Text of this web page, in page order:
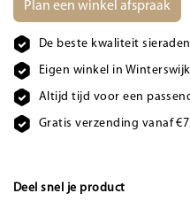
Plan een winkel afspraak
De beste kwaliteit
Eigen winkel in Winterswijk
Altijd tijd voor een
Gratis verzending vanaf
Deel snel je product